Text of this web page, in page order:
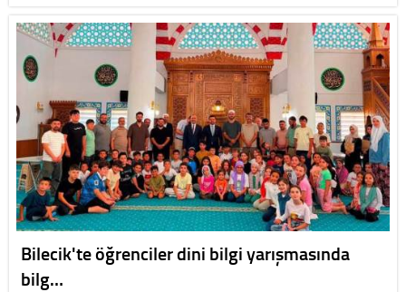
Bilecik'te öğrenciler dini bilgi yarışmasında
bilg…